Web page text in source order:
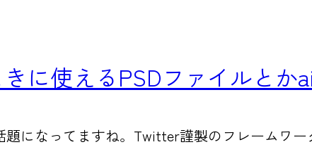
に使えるPSDファイルとか
になってますね。Twitter謹製のフレームワ